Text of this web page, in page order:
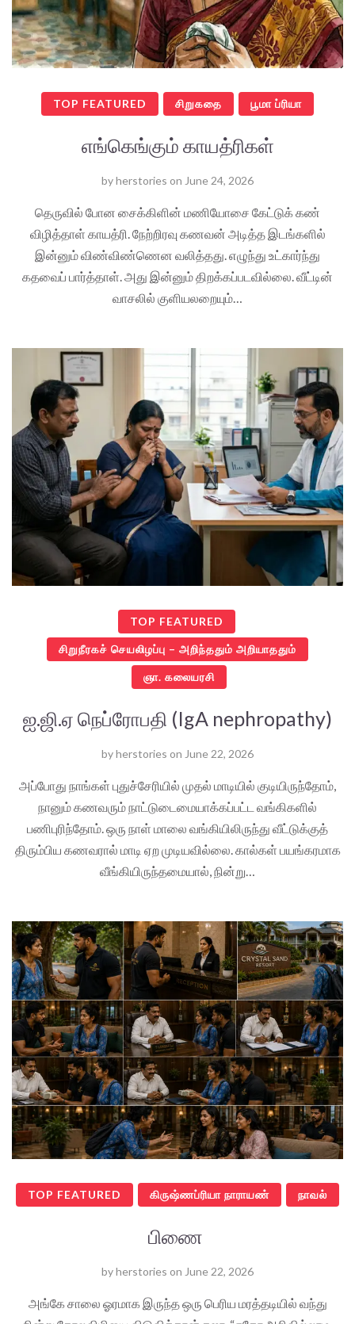
TOP FEATURED சிறுகதை பூமா ப்ரியா
எங்கெங்கும் காயத்ரிகள்
byherstories on June 24, 2026
தெருவில் போன சைக்கிளின் மணியோசை கேட்டுக் கண்
விழித்தாள் காயத்ரி. நேற்றிரவு கணவன் அடித்த இடங்களில்
இன்னும் விண்விண்ணென வலித்தது. எழுந்து உட்கார்ந்து
கதவைப் பார்த்தாள். அது இன்னும் திறக்கப்படவில்லை. வீட்டின்
வாசலில் குளியலறையும்…
TOP FEATURED
சிறுநீரகச் செயலிழப்பு – அறிந்ததும் அறியாததும்
ஞா. கலையரசி
ஐ.ஜி.ஏ நெப்ரோபதி (IgA nephropathy)
byherstories on June 22, 2026
அப்போது நாங்கள் புதுச்சேரியில் முதல் மாடியில் குடியிருந்தோம்,
நானும் கணவரும் நாட்டுடைமையாக்கப்பட்ட வங்கிகளில்
பணிபுரிந்தோம். ஒரு நாள் மாலை வங்கியிலிருந்து வீட்டுக்குத்
திரும்பிய கணவரால் மாடி ஏற முடியவில்லை. கால்கள் பயங்கரமாக
வீங்கியிருந்தமையால், நின்று…
TOP FEATURED கிருஷ்ணப்ரியா நாராயண் நாவல்
பிணை
byherstories on June 22, 2026
அங்கே சாலை ஓரமாக இருந்த ஒரு பெரிய மரத்தடியில் வந்து